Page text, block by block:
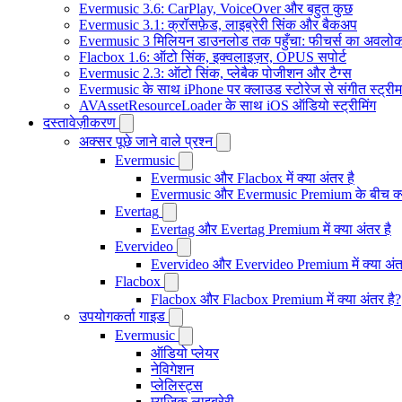
Evermusic 3.6: CarPlay, VoiceOver और बहुत कुछ
Evermusic 3.1: क्रॉसफ़ेड, लाइब्रेरी सिंक और बैकअप
Evermusic 3 मिलियन डाउनलोड तक पहुँचा: फीचर्स का
Flacbox 1.6: ऑटो सिंक, इक्वलाइज़र, OPUS सपोर्ट
Evermusic 2.3: ऑटो सिंक, प्लेबैक पोजीशन और टैग्स
Evermusic के साथ iPhone पर क्लाउड स्टोरेज से संगीत
AVAssetResourceLoader के साथ iOS ऑडियो स्ट्रीमिंग
दस्तावेज़ीकरण
अक्सर पूछे जाने वाले प्रश्न
Evermusic
Evermusic और Flacbox में क्या अंतर है
Evermusic और Evermusic Premium के बीच
Evertag
Evertag और Evertag Premium में क्या अंतर है
Evervideo
Evervideo और Evervideo Premium में क्या
Flacbox
Flacbox और Flacbox Premium में क्या अंतर है?
उपयोगकर्ता गाइड
Evermusic
ऑडियो प्लेयर
नेविगेशन
प्लेलिस्ट्स